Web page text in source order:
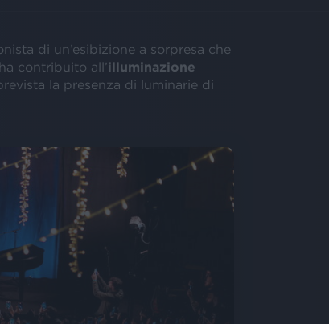
di un’esibizione a sorpresa che
contribuito all’illuminazione
la presenza di luminarie di